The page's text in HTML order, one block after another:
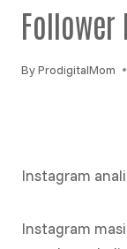
ByProdigitalMom
Instagram
Instagram